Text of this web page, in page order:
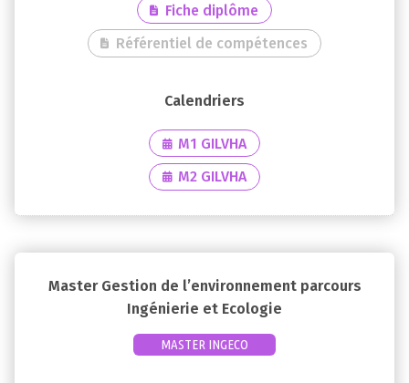
Fiche diplôme
Référentiel de compétences
M1 GILVHA
M2 GILVHA
Master Gestion de l’environnement parcours
Ingénierie et Ecologie
MASTER INGECO